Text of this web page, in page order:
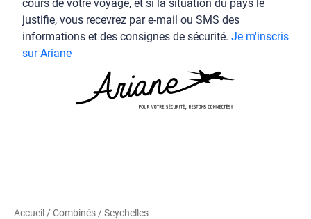
cours de votre voyage, et si la situation du pays le
justifie, vous recevrez par e-mail ou SMS des
informations et des consignes de sécurité. Je m'inscris
sur Ariane
Accueil /Combinés /Seychelles